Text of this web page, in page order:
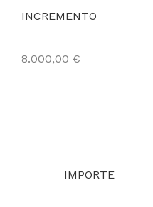
INCREMENTO
8.000,00 €
IMPORTE